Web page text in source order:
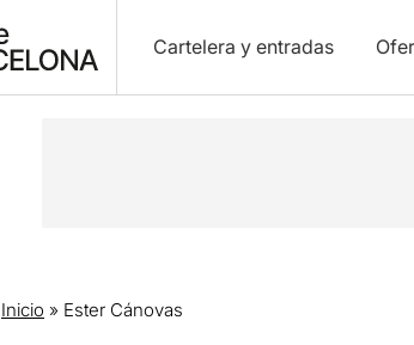
Cartelera y entradas
Inicio » Ester Cánovas